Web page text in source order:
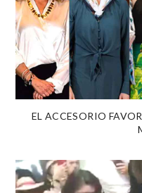
EL ACCESORIO